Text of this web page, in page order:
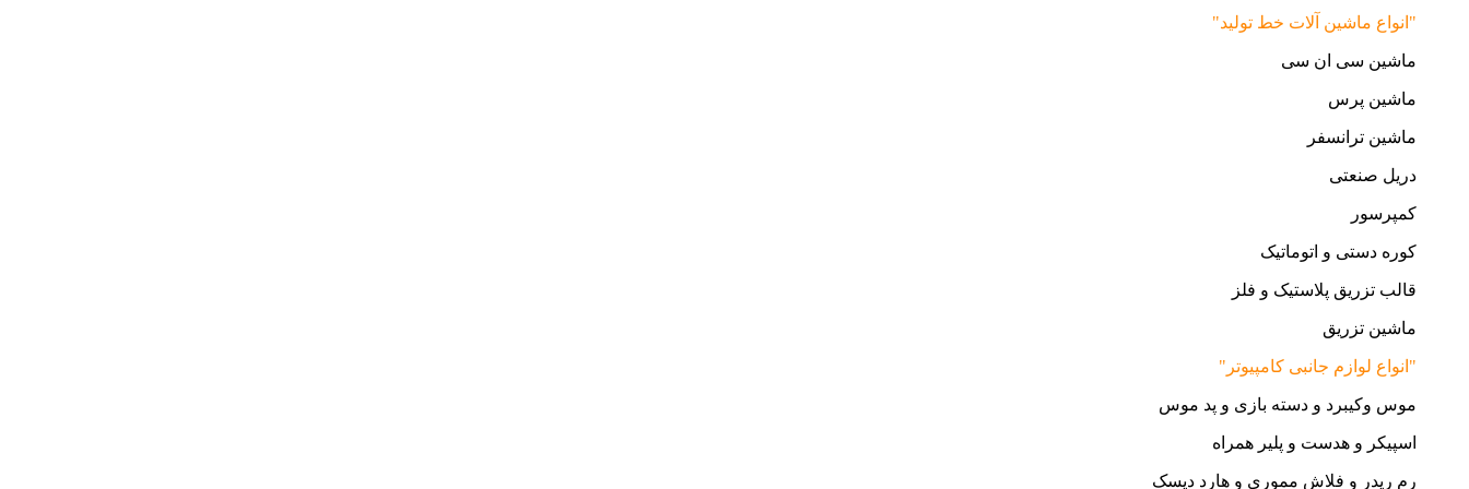
"انواع ماشین آلات خط تولید"
ماشین سی ان سی
ماشین پرس
ماشین ترانسفر
دریل صنعتی
کمپرسور
کوره دستی و اتوماتیک
قالب تزریق پلاستیک و فلز
ماشین تزریق
"انواع لوازم جانبی کامپیوتر"
موس وکیبرد و دسته بازی و پد موس
اسپیکر و هدست و پلیر همراه
رم ریدر و فلاش مموری و هارد دیسک